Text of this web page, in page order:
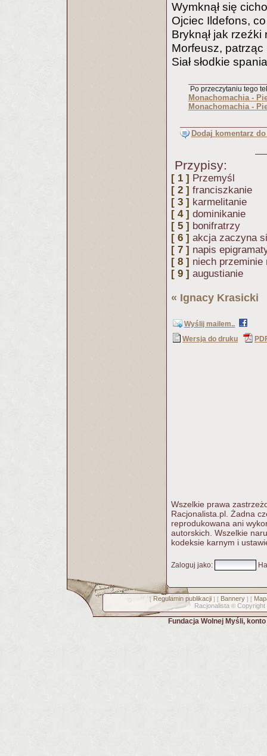
Wymknął się
Ojciec Ildefons,
Bryknął jak
Morfeusz,
Siał słodkie
Po przeczytaniu tego
Monachomachia -
Monachomachia -
Dodaj komentarz
Przypisy:
[ 1 ] Przemyśl
[ 2 ] franciszkanie
[ 3 ] karmelitanie
[ 4 ] dominikanie
[ 5 ] bonifratrzy
[ 6 ] akcja zaczyna
[ 7 ] napis
[ 8 ] niech przeminie
[ 9 ] augustianie
« Ignacy Krasicki
Wyślij mailem..
Wersja do druku
Wszelkie prawa
Racjonalista.pl. Żadna
reprodukowana ani
autorskich. Wszelkie
kodeksie karnym i
Zaloguj jako:
[ Regulamin publikacji] [ Bannery] [
Racjonalista © Copyright
Fundacja Wolnej Myśli,